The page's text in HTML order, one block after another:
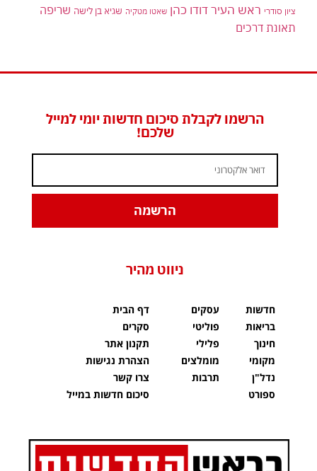
ציון סודרי ראש העיר דודו כהן שאטו מטקיה שגיא בן לישה שריפה
תאונת דרכים
הרשמו לקבלת סיכום חדשות יומי למייל
שלכם!
הרשמה
ניווט מהיר
חדשות
בריאות
חינוך
מקומי
נדל"ן
ספורט
עסקים
פוליטי
פלילי
מומלצים
תרבות
דף הבית
סקרים
תקנון אתר
הצהרת נגישות
צרו קשר
סיכום חדשות במייל